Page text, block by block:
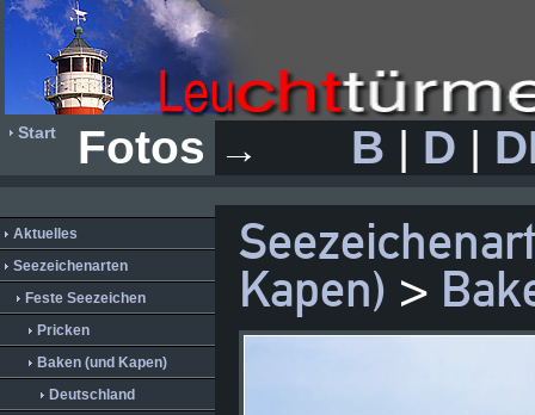
Start Fotos → B | D |
Aktuelles
Seezeichenarten
Feste Seezeichen
Pricken
Baken (und Kapen)
Deutschland
Kapen) >